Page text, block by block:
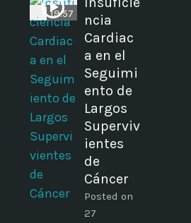
19:57
ncia
Cardiac
a en el
Seguimi
ento de
Largos
Superviv
ientes
de
Cáncer
Posted on
27